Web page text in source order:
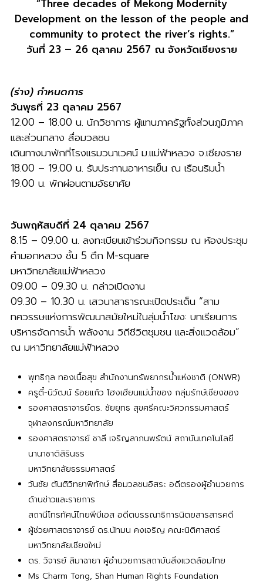
“Three decades of Mekong Modernity
Development on the lesson of the people and
community to protect the river’s rights.”
วันที่ 23 – 26 ตุลาคม 2567 ณ จังหวัดเชียงราย
(ร่าง) กำหนดการ
วันพุธที่ 23 ตุลาคม 2567
12.00 – 18.00 น. นักวิชาการ ผู้แทนภาครัฐทั้งส่วนภูมิภาค
และส่วนกลาง สื่อมวลชน
เดินทางมาพักที่โรงแรมวนาเวศน์ ม.แม่ฟ้าหลวง จ.เชียงราย
18.00 – 19.00 น. รับประทานอาหารเย็น ณ เรือนริมน้ำ
19.00 น. พักผ่อนตามอัธยาศัย
วันพฤหัสบดีที่ 24 ตุลาคม 2567
8.15 – 09.00 น. ลงทะเบียนเข้าร่วมกิจกรรม ณ ห้องประชุม
คำมอกหลวง ชั้น 5 ตึก M-square
มหาวิทยาลัยแม่ฟ้าหลวง
09.00 – 09.30 น. กล่าวเปิดงาน
09.30 – 10.30 น. เสวนาสาธารณะเปิดประเด็น “สาม
ทศวรรษแห่งการพัฒนาสมัยใหม่ในลุ่มน้ำโขง: บทเรียนการ
บริหารจัดการน้ำ พลังงาน วิถีชีวิตชุมชน และสิ่งแวดล้อม”
ณ มหาวิทยาลัยแม่ฟ้าหลวง
พุทธิกุล ทองเนื้อสุข สำนักงานทรัพยากรน้ำแห่งชาติ (ONWR)
ครูตี๋-นิวัฒน์ ร้อยแก้ว โฮงเฮียนแม่น้ำของ กลุ่มรักษ์เชียงของ
รองศาสตราจารย์ดร. ชัยยุทธ สุขศรีคณะวิศวกรรมศาสตร์
จุฬาลงกรณ์มหาวิทยาลัย
รองศาสตราจารย์ ชาลี เจริญลาภนพรัตน์ สถาบันเทคโนโลยี
นานาชาติสิรินธร
มหาวิทยาลัยธรรมศาสตร์
วันชัย ตันติวิทยาพิทักษ์ สื่อมวลชนอิสระ อดีตรองผู้อำนวยการ
ด้านข่าวและรายการ
สถานีโทรทัศน์ไทยพีบีเอส อดีตบรรณาธิการนิตยสารสารคดี
ผู้ช่วยศาสตราจารย์ ดร.นัทมน คงเจริญ คณะนิติศาสตร์
มหาวิทยาลัยเชียงใหม่
ดร. วิจารย์ สิมาฉายา ผู้อำนวยการสถาบันสิ่งแวดล้อมไทย
Ms Charm Tong, Shan Human Rights Foundation